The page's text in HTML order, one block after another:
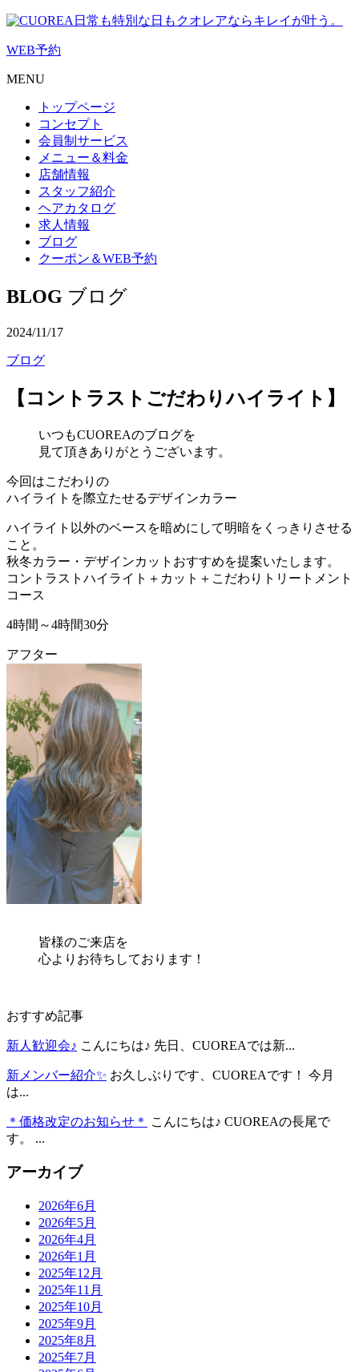
日常も特別な日もクオレアならキレイが叶う。
WEB予約
MENU
トップページ
コンセプト
会員制サービス
メニュー＆料金
店舗情報
スタッフ紹介
ヘアカタログ
求人情報
ブログ
クーポン＆WEB予約
BLOG ブログ
2024/11/17
ブログ
【コントラストごだわりハイライト】
いつもCUOREAのブログを
見て頂きありがとうございます。
今回はこだわりの
ハイライトを際立たせるデザインカラー
ハイライト以外のベースを暗めにして明暗をくっきりさせる
こと。
秋冬カラー・デザインカットおすすめを提案いたします。
コントラストハイライト＋カット＋こだわりトリートメント
コース
4時間～4時間30分
アフター
皆様のご来店を
心よりお待ちしております！
おすすめ記事
新人歓迎会♪ こんにちは♪ 先日、CUOREAでは新...
新メンバー紹介✨ お久しぶりです、CUOREAです！ 今月
は...
＊価格改定のお知らせ＊
こんにちは♪ CUOREAの長尾で
す。 ...
アーカイブ
2026年6月
2026年5月
2026年4月
2026年1月
2025年12月
2025年11月
2025年10月
2025年9月
2025年8月
2025年7月